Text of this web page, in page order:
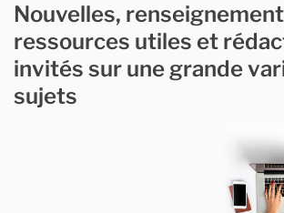
Nouvelles,
ressources utiles et
invités sur une grande
sujets